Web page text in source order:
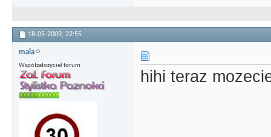
18-05-2009, 22:55
mala
Współzałożyciel forum
hihi teraz